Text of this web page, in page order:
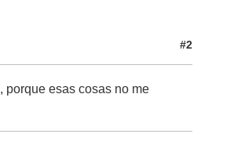
#2
porque esas cosas no me